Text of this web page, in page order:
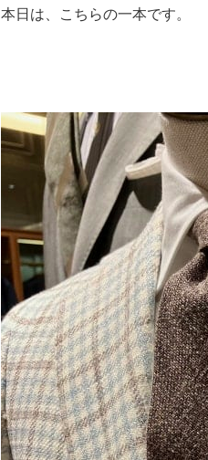
本日は、こちらの一本です。